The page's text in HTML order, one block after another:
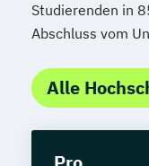
Studierenden in
Abschluss vom
Alle